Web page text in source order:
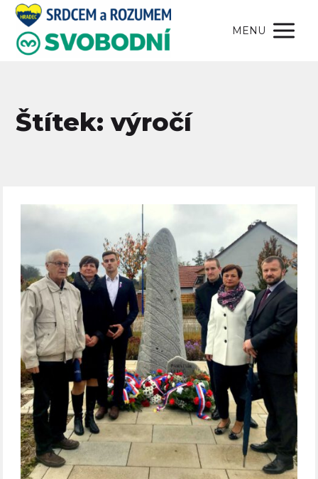
MENU
Štítek: výročí